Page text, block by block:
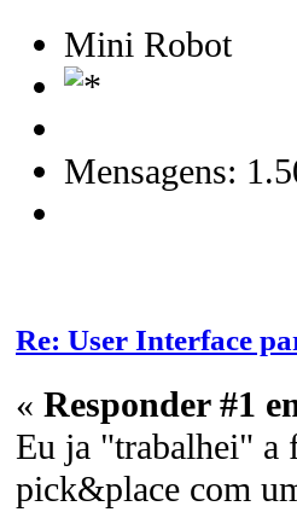
Mini Robot
Mensagens:
Re: User Interface
« Responder #1
Eu ja "trabalhei" a
pick&place com